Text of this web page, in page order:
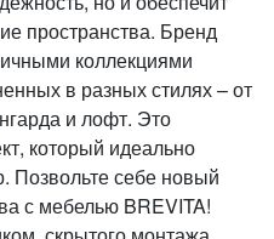
пространства. Бренд
коллекциями
в разных стилях – от
и лофт. Это
который идеально
Позвольте себе новый
с мебелью BREVITA!